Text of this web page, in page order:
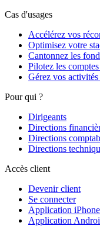
Cas d'usages
Accélérez vos
Optimisez votre
Cantonnez les
Pilotez les
Gérez vos
Pour qui ?
Dirigeants
Directions
Directions
Directions
Accès client
Devenir client
Se connecter
Application iPhone
Application